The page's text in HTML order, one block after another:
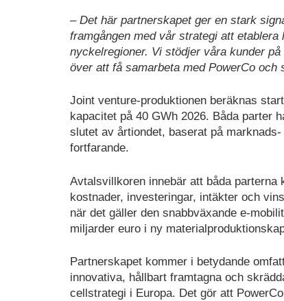
– Det här partnerskapet ger en stark
framgången med vår strategi att
nyckelregioner. Vi stödjer våra kunder
över att få samarbeta med PowerCo och
Joint venture-produktionen beräknas
kapacitet på 40 GWh 2026. Båda parter
slutet av årtiondet, baserat på
fortfarande.
Avtalsvillkoren innebär att båda
kostnader, investeringar, intäkter och
när det gäller den snabbväxande e-
miljarder euro i ny
Partnerskapet kommer i betydande
innovativa, hållbart framtagna och
cellstrategi i Europa. Det gör att